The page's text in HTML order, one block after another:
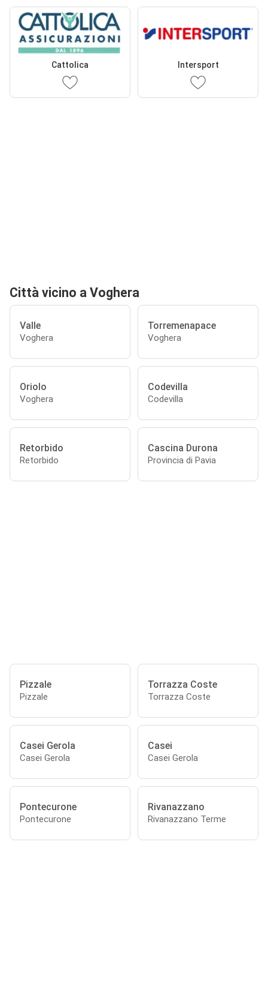
Cattolica Intersport
Città vicino a Voghera
Valle
Voghera
Torremenapace
Voghera
Oriolo
Voghera
Codevilla
Codevilla
Retorbido
Retorbido
Cascina Durona
Provincia di Pavia
Pizzale
Pizzale
Torrazza Coste
Torrazza Coste
Casei Gerola
Casei Gerola
Casei
Casei Gerola
Pontecurone
Pontecurone
Rivanazzano
Rivanazzano Terme